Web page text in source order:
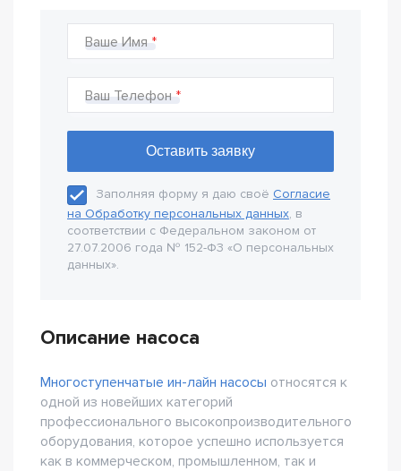
Ваше Имя
Ваш Телефон
Заполняя форму я даю своё Согласие
на Обработку персональных данных, в
соответствии с Федеральном законом от
27.07.2006 года № 152-Ф3 «О персональных
данных».
Описание насоса
Многоступенчатые ин-лайн насосы относятся к
одной из новейших категорий
профессионального высокопроизводительного
оборудования, которое успешно используется
как в коммерческом, промышленном, так и